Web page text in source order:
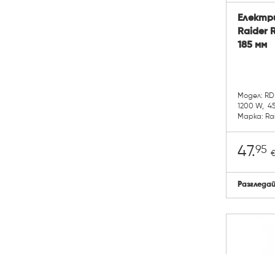
Raider
185 мм
Модел:
1200 W,
Марка:
47.95 €
Разгледай